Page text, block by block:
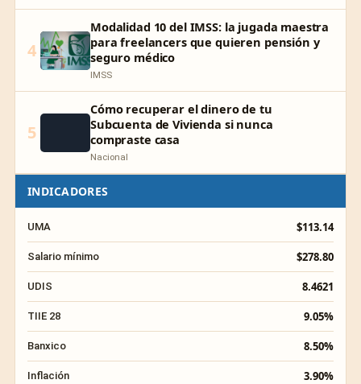
4
Modalidad 10 del IMSS: la jugada maestra
para freelancers que quieren pensión y
seguro médico
IMSS
5
Cómo recuperar el dinero de tu
Subcuenta de Vivienda si nunca
compraste casa
Nacional
INDICADORES
UMA $113.14
Salario mínimo $278.80
UDIS 8.4621
TIIE 28 9.05%
Banxico 8.50%
Inflación 3.90%